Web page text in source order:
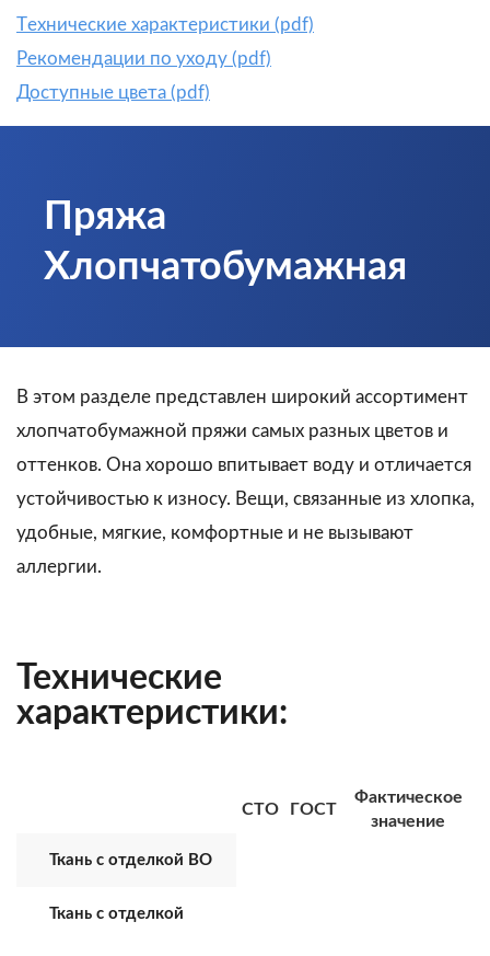
Tехнические характеристики (pdf)
Рекомендации по уходу (pdf)
Доступные цвета (pdf)
Пряжа
Хлопчатобумажная
В этом разделе представлен широкий ассортимент
хлопчатобумажной пряжи самых разных цветов и
оттенков. Она хорошо впитывает воду и отличается
устойчивостью к износу. Вещи, связанные из хлопка,
удобные, мягкие, комфортные и не вызывают
аллергии.
Технические
характеристики:
СТО ГОСТ
Фактическое
значение
Ткань с отделкой ВО
Ткань с отделкой